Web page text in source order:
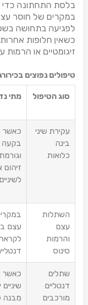
בלסת התחתונה
במקרים של חוסר
לפגיעה בתחושה
כשאין חלופות
זיגומטיים או הרמות
טיפולים נפוצים
סוג הטיפול מתי
עקירת שיני
בינה
כלואות
כאשר
בקעה
זיהום
השתלות
עצם
והרמות
סינוס
עצם
שתלים
דנטליים
מורכבים
כאשר
מבנה